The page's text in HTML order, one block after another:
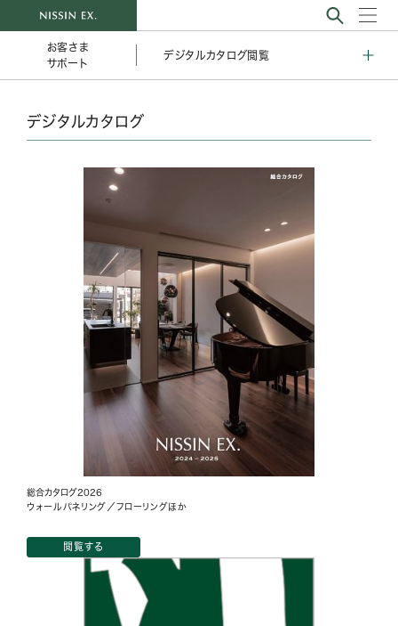
お客さま
サポート
デジタルカタログ閲覧
デジタルカタログ
総合カタログ2026
ウォールパネリング／フローリングほか
閲覧する